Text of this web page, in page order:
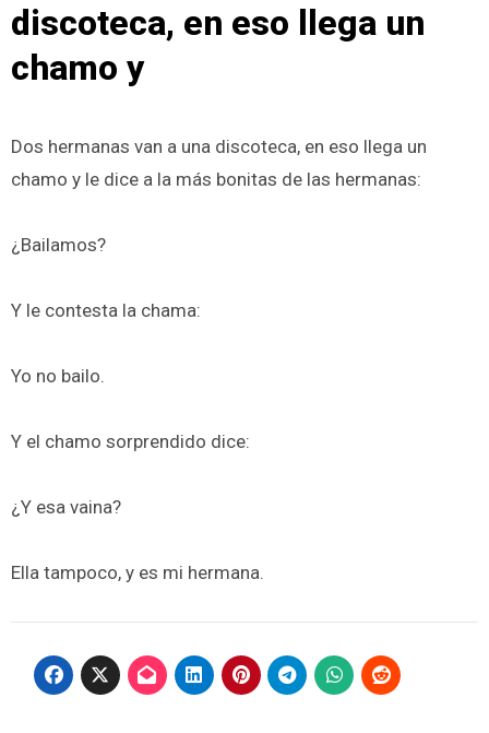
discoteca, en eso llega un
chamo y
Dos hermanas van a una discoteca, en eso llega un
chamo y le dice a la más bonitas de las hermanas:
¿Bailamos?
Y le contesta la chama:
Yo no bailo.
Y el chamo sorprendido dice:
¿Y esa vaina?
Ella tampoco, y es mi hermana.